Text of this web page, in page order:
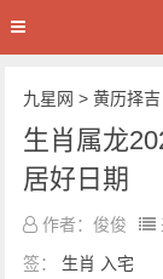
九星网 >黄历择吉
生肖属龙
居好日期
作者：俊俊
签： 生肖 入宅